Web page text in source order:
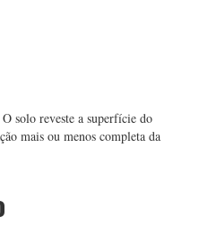
solo reveste a superfície do
mais ou menos completa da